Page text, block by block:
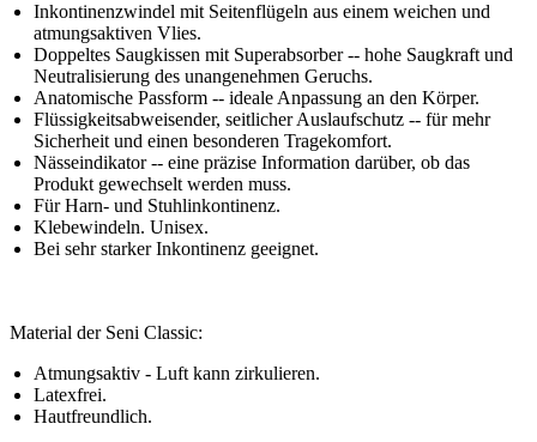
Inkontinenzwindel mit Seitenflügeln aus einem weichen und
atmungsaktiven Vlies.
Doppeltes Saugkissen mit Superabsorber -- hohe Saugkraft und
Neutralisierung des unangenehmen Geruchs.
Anatomische Passform -- ideale Anpassung an den Körper.
Flüssigkeitsabweisender, seitlicher Auslaufschutz -- für mehr
Sicherheit und einen besonderen Tragekomfort.
Nässeindikator -- eine präzise Information darüber, ob das
Produkt gewechselt werden muss.
Für Harn- und Stuhlinkontinenz.
Klebewindeln. Unisex.
Bei sehr starker Inkontinenz geeignet.
Material der Seni Classic:
Atmungsaktiv - Luft kann zirkulieren.
Latexfrei.
Hautfreundlich.